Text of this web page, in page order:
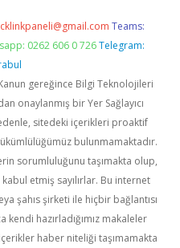
Teams:
0262 606 0 726 Telegram:
Kanun gereğince Bilgi Teknolojileri
onaylanmış bir Yer Sağlayıcı
sitedeki içerikleri proaktif
bulunmamaktadır.
sorumluluğunu taşımakta olup,
etmiş sayılırlar. Bu internet
şahıs şirketi ile hiçbir bağlantısı
kendi hazırladığımız makaleler
haber niteliği taşımamakta